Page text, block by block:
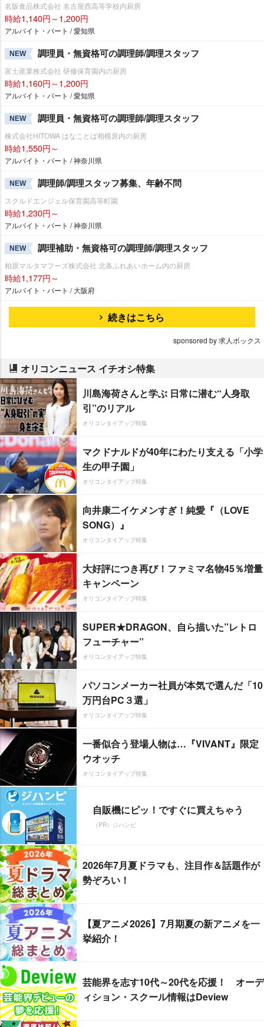
名阪食品株式会社 名古屋西高等学校内厨房
時給1,140円～1,200円
アルバイト・パート / 愛知県
NEW 調理員・無資格可の調理師/調理スタッフ
富士産業株式会社 研修保育園内の厨房
時給1,160円～1,200円
アルバイト・パート / 愛知県
NEW 調理員・無資格可の調理師/調理スタッフ
株式会社HITOWA はなことば相模原内の厨房
時給1,550円～
アルバイト・パート / 神奈川県
NEW 調理師/調理スタッフ募集、年齢不問
スクルドエンジェル保育園高等町園
時給1,230円～
アルバイト・パート / 神奈川県
NEW 調理補助・無資格可の調理師/調理スタッフ
柏原マルタマフーズ株式会社 北条ふれあいホーム内の厨房
時給1,177円～
アルバイト・パート / 大阪府
続きはこちら
sponsored by 求人ボックス
オリコンニュース イチオシ特集
川島海荷さんと学ぶ 日常に潜む“人身取
引”のリアル
オリコンタイアップ特集
マクドナルドが40年にわたり支える「小学
生の甲子園」
オリコンタイアップ特集
向井康二イケメンすぎ！純愛『（LOVE
SONG）』
オリコンタイアップ特集
大好評につき再び！ファミマ名物45％増量
キャンペーン
オリコンタイアップ特集
SUPER★DRAGON、自ら描いた”レトロ
フューチャー”
オリコンタイアップ特集
パソコンメーカー社員が本気で選んだ「10
万円台PC３選」
オリコンタイアップ特集
一番似合う登場人物は…『VIVANT』限定
ウオッチ
オリコンタイアップ特集
自販機にピッ！ですぐに買えちゃう
（PR）ジハンピ
2026年7月夏ドラマも、注目作＆話題作が
勢ぞろい！
【夏アニメ2026】7月期夏の新アニメを一
挙紹介！
芸能界を志す10代～20代を応援！ オーデ
ィション・スクール情報はDeview